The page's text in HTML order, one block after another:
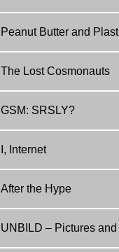
Peanut Butter and
The Lost Cosmonauts
GSM: SRSLY?
I, Internet
After the Hype
UNBILD – Pictures